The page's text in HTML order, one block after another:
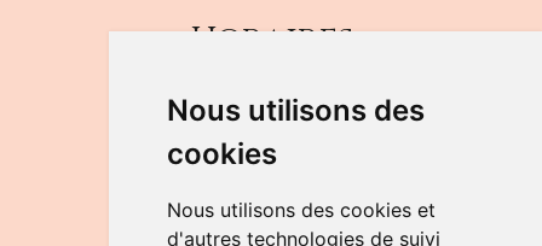
Nous utilisons des
cookies
Nous utilisons des cookies et
d'autres technologies de suivi
Horaires
DU LUNDI AU VENDREDI
de 9h à 12h30 et de 14h à 18h
LE SAMEDI
de 9h à 12h30